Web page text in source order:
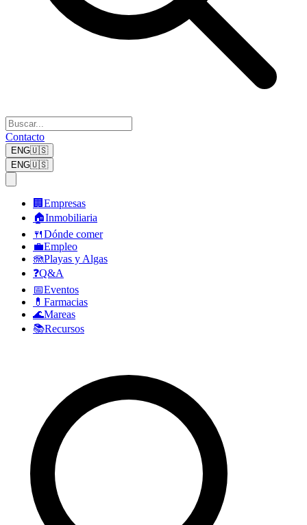
Contacto
ENG🇺🇸
ENG🇺🇸
🏢 Empresas
🏠Inmobiliaria
🍴Dónde comer
💼Empleo
🪼Playas y Algas
❓Q&A
📅Eventos
💊 Farmacias
🌊Mareas
📚Recursos